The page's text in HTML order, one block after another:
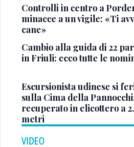
Controlli in centro a
minacce a un vigile: «Ti
cane»
Cambio alla guida di 22
in Friuli: ecco tutte le
Escursionista udinese si
sulla Cima della
recuperato in elicottero a
metri
VIDEO